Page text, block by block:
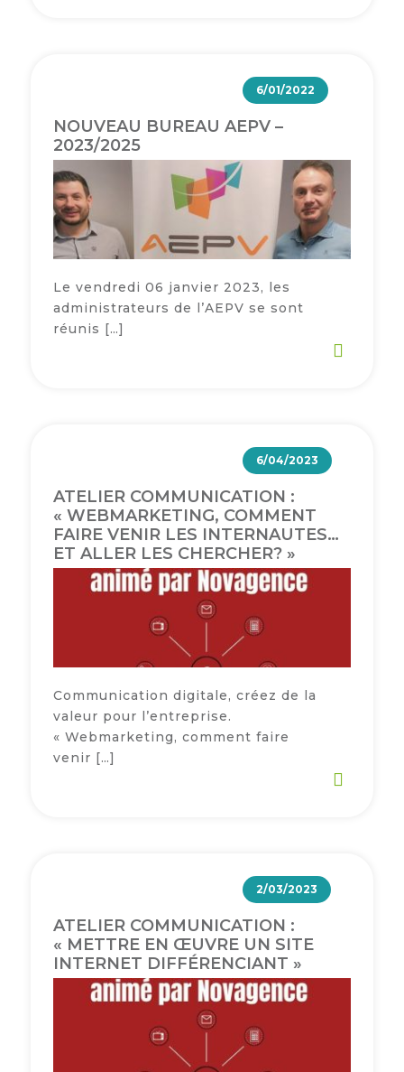
6/01/2022
NOUVEAU BUREAU AEPV –
2023/2025
Le vendredi 06 janvier 2023, les
administrateurs de l’AEPV se sont
réunis […]
6/04/2023
ATELIER COMMUNICATION :
« WEBMARKETING, COMMENT
FAIRE VENIR LES INTERNAUTES…
ET ALLER LES CHERCHER? »
Communication digitale, créez de la
valeur pour l’entreprise.
« Webmarketing, comment faire
venir […]
2/03/2023
ATELIER COMMUNICATION :
« METTRE EN ŒUVRE UN SITE
INTERNET DIFFÉRENCIANT »